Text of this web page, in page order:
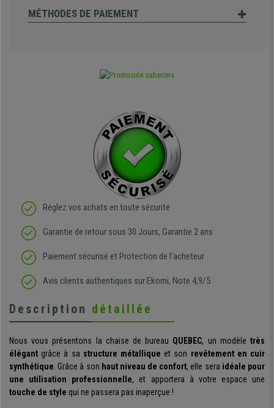
MÉTHODES DE PAIEMENT
Réglez vos achats en toute sécurité
Garantie de retour sous 30 Jours, Garantie 2 ans
Paiement sécurisé et Protection de l'acheteur
Avis clients authentiques sur Ekomi, Note 4,9/5
Description détaillée
Nous vous présentons la chaise de bureau QUEBEC, un modèletrès
élégant grâce à sa structure métallique et son revêtement en cuir
synthétique. Grâce à son haut niveau de confort, elle sera idéale pour
une utilisation professionnelle, et apportera à votre espace une
touche de style qui ne passera pas inaperçue !